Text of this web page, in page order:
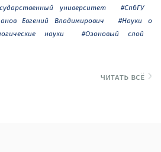
университет
#СпбГУ
Евгений Владимирович
#Науки о
науки
#Озоновый слой
читать всё